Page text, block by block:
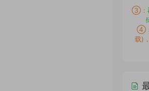
③：
④：
载)